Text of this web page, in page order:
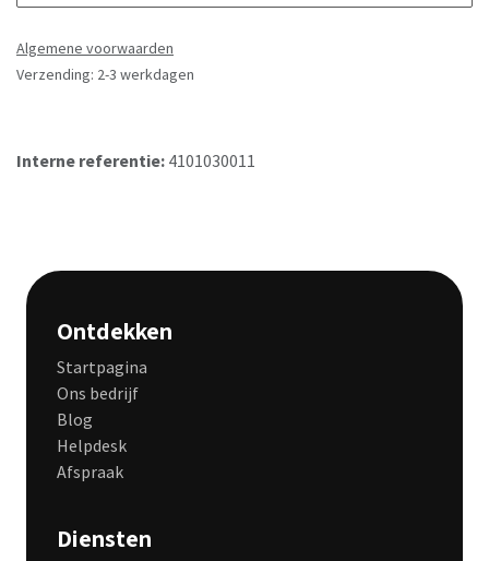
Algemene voorwaarden
Verzending: 2-3 werkdagen
Interne referentie: 4101030011
Ontdekken
Startpagina
Ons bedrijf
Blog
Helpdesk
Afspraak
Diensten